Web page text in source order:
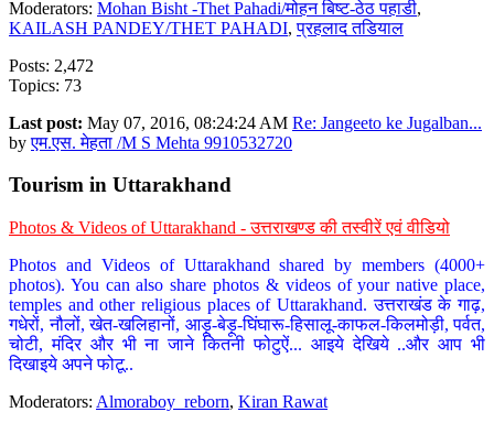
Moderators: Mohan Bisht -Thet Pahadi/मोहन बिष्ट-ठेठ पहाडी,
KAILASH PANDEY/THET PAHADI,प्रहलाद तडियाल
Posts: 2,472
Topics: 73
Last post: May 07, 2016, 08:24:24 AM Re: Jangeeto ke Jugalban...
byएम.एस. मेहता /M S Mehta 9910532720
Tourism in Uttarakhand
Photos & Videos of Uttarakhand - उत्तराखण्ड की तस्वीरें एवं वीडियो
Photos and Videos of Uttarakhand shared by members (4000+
photos). You can also share photos & videos of your native place,
temples and other religious places of Uttarakhand. उत्तराखंड के गाढ़,
गधेरों, नौलों, खेत-खलिहानों, आड़ू-बेड़ू-घिंघारू-हिसालू-काफल-किलमोड़ी, पर्वत,
चोटी, मंदिर और भी ना जाने कितनी फोटुऐं... आइये देखिये ..और आप भी
दिखाइये अपने फोटू..
Moderators: Almoraboy_reborn, Kiran Rawat